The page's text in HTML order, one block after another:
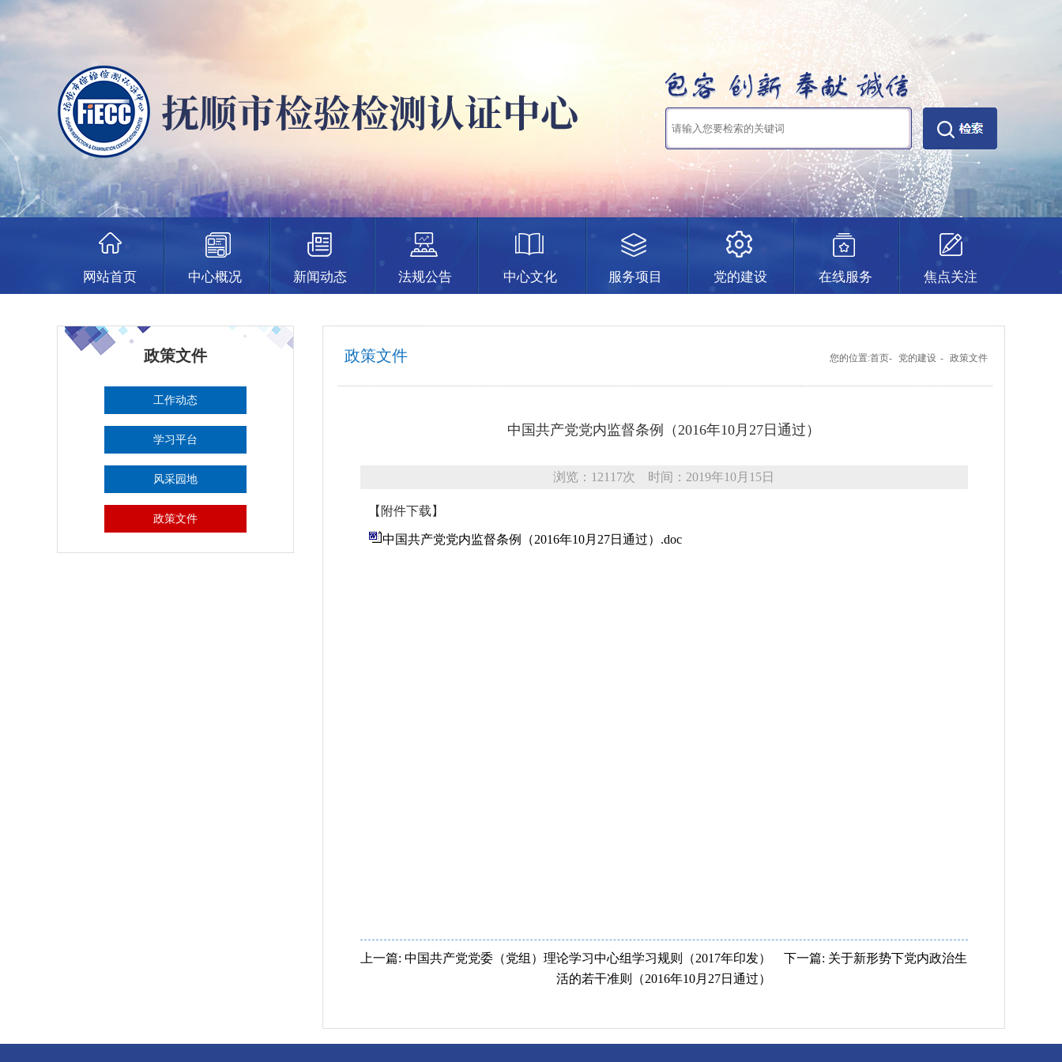
网站首页 中心概况 新闻动态 法规公告 中心文化 服务项目 党的建设 在线服务 焦点关注
政策文件
工作动态
学习平台
风采园地
政策文件
政策文件 您的位置:首页- 党的建设 - 政策文件
中国共产党党内监督条例（2016年10月27日通过）
浏览：12117次 时间：2019年10月15日
【附件下载】
中国共产党党内监督条例（2016年10月27日通过）.doc
上一篇: 中国共产党党委（党组）理论学习中心组学习规则（2017年印发）
下一篇: 关于新形势下党内政治生
活的若干准则（2016年10月27日通过）